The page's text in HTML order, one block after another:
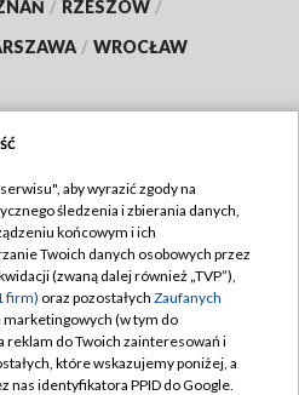
/ RZESZÓW /
/ WROCŁAW
TVP
TVP
prywatności
zgody
Pomoc
aby wyrazić zgody na
śledzenia i zbierania danych,
końcowym i ich
Twoich danych osobowych przez
(zwaną dalej również „TVP”),
firm) oraz pozostałych Zaufanych
marketingowych (w tym do
reklam do Twoich zainteresowań i
które wskazujemy poniżej, a
nas identyfikatora PPID do Google.